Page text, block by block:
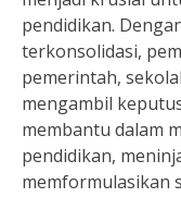
pendidikan.
terkonsolidasi,
pemerintah,
mengambil
membantu dalam
pendidikan,
memformulasikan